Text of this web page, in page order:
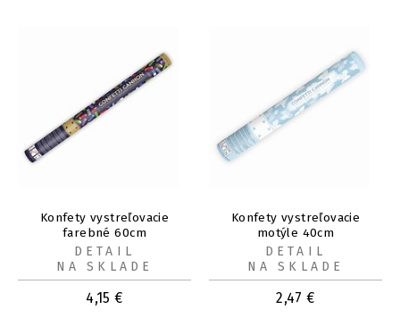
Konfety vystreľovacie
farebné 60cm
4,15 €
DETAIL
NA SKLADE
Konfety vystreľovacie
motýle 40cm
2,47 €
DETAIL
NA SKLADE